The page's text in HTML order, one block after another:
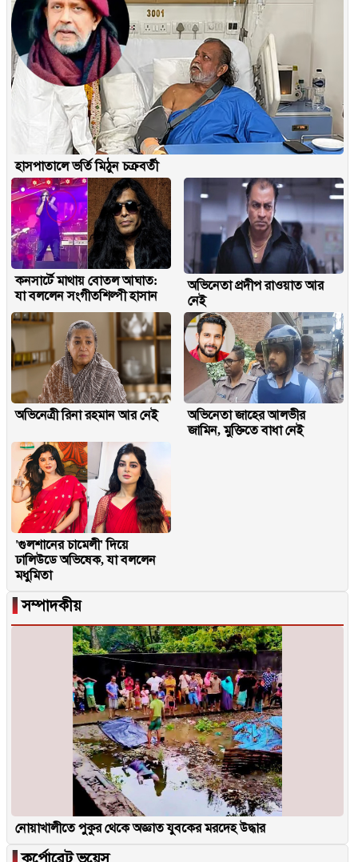
হাসপাতালে ভর্তি মিঠুন চক্রবর্তী
কনসার্টে মাথায় বোতল আঘাত:
যা বললেন সংগীতশিল্পী হাসান
অভিনেতা প্রদীপ রাওয়াত আর
নেই
অভিনেত্রী রিনা রহমান আর নেই
অভিনেতা জাহের আলভীর
জামিন, মুক্তিতে বাধা নেই
'গুলশানের চামেলী' দিয়ে
ঢালিউডে অভিষেক, যা বললেন
মধুমিতা
▐সম্পাদকীয়
নোয়াখালীতে পুকুর থেকে অজ্ঞাত যুবকের মরদেহ উদ্ধার
▐কর্পোরেট ভয়েস